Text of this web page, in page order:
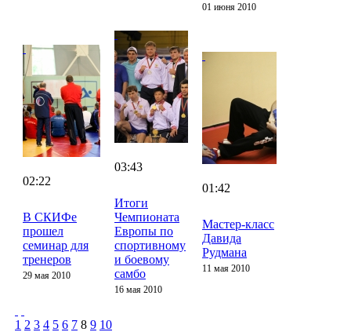
01 июня 2010
02:22
В СКИФе
прошел
семинар для
тренеров
29 мая 2010
03:43
Итоги
Чемпионата
Европы по
спортивному
и боевому
самбо
16 мая 2010
01:42
Мастер-класс
Давида
Рудмана
11 мая 2010
1 2 3 4 5 6 7 8 9 10